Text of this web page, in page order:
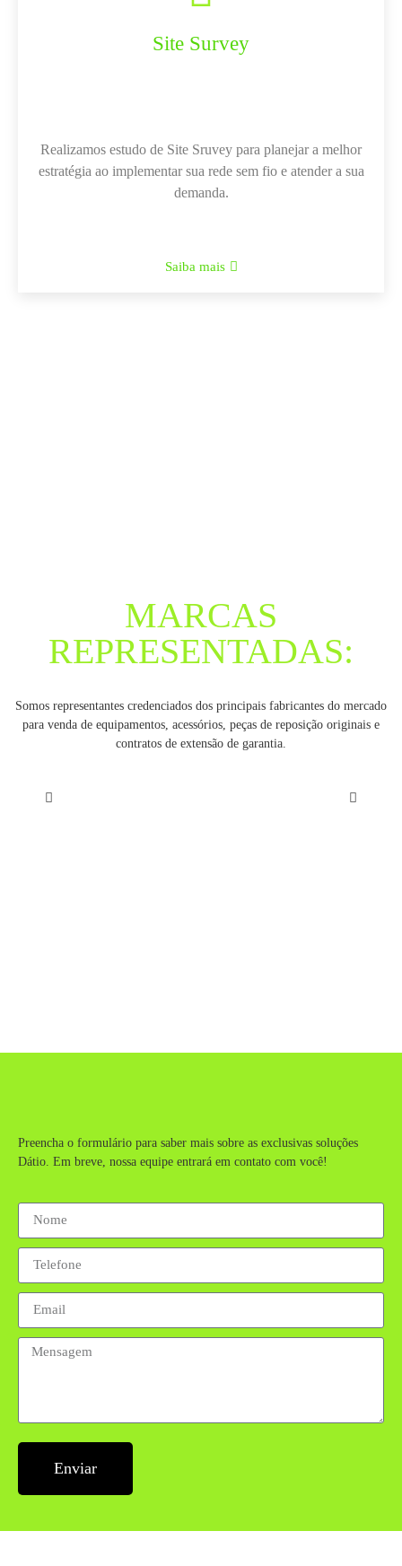
Site Survey
Realizamos estudo de Site Sruvey para planejar a melhor
estratégia ao implementar sua rede sem fio e atender a sua
demanda.
Saiba mais
MARCAS
REPRESENTADAS:
Somos representantes credenciados dos principais fabricantes do mercado
para venda de equipamentos, acessórios, peças de reposição originais e
contratos de extensão de garantia.
Preencha o formulário para saber mais sobre as exclusivas soluções
Dátio. Em breve, nossa equipe entrará em contato com você!
Enviar